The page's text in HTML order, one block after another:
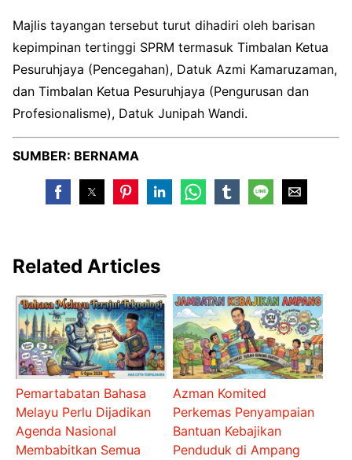
Majlis tayangan tersebut turut dihadiri oleh barisan
kepimpinan tertinggi SPRM termasuk Timbalan Ketua
Pesuruhjaya (Pencegahan), Datuk Azmi Kamaruzaman,
dan Timbalan Ketua Pesuruhjaya (Pengurusan dan
Profesionalisme), Datuk Junipah Wandi.
SUMBER: BERNAMA
Related Articles
Pemartabatan Bahasa
Melayu Perlu Dijadikan
Agenda Nasional
Membabitkan Semua
Azman Komited
Perkemas Penyampaian
Bantuan Kebajikan
Penduduk di Ampang